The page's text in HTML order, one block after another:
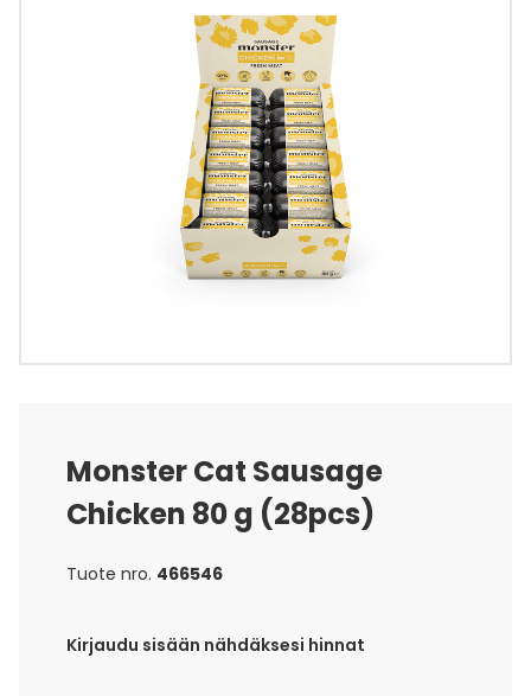
Monster Cat Sausage
Chicken 80 g (28pcs)
Tuote nro. 466546
Kirjaudu sisään nähdäksesi hinnat